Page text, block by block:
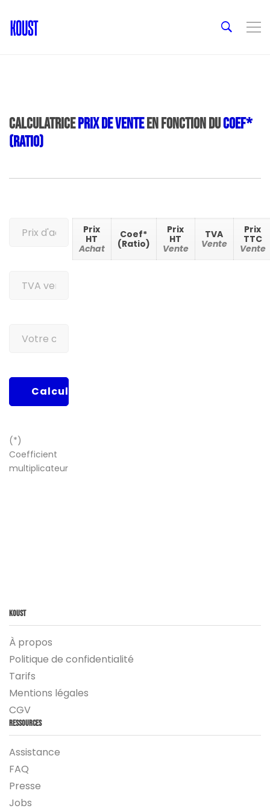
CalculatricePrix de venteen fonction duCoef*
(ratio)
Calculer
(*)
Coefficient
multiplicateur
Prix
HT
Achat
Coef*
(Ratio)
Prix
HT
Vente
TVA
Vente
Prix
TTC
Vente
Koust
À propos
Politique de confidentialité
Tarifs
Mentions légales
CGV
Ressources
Assistance
FAQ
Presse
Jobs